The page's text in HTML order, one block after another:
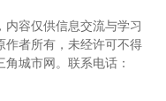
容仅供信息交流与学习
作者所有，未经许可不得
城市网。联系电话：